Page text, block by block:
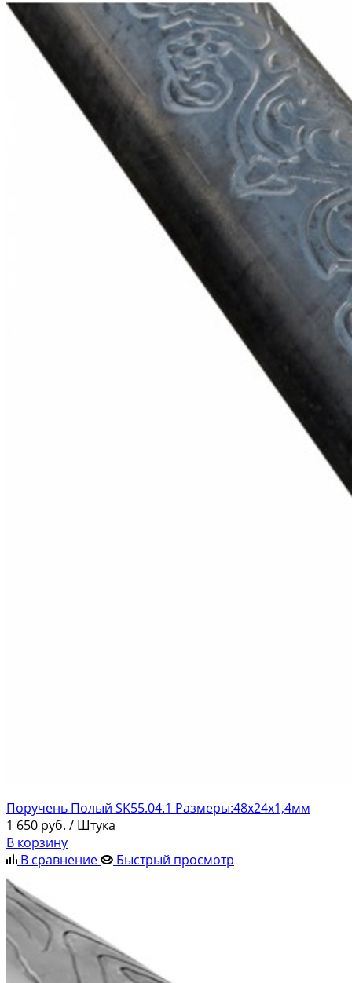
Поручень Полый SK55.04.1 Размеры:48х24х1,4мм
1 650 руб. / Штука
В корзину
В сравнение
Быстрый просмотр